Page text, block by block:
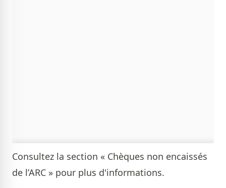
Consultez la section « Chèques non encaissés
de l’ARC » pour plus d'informations.